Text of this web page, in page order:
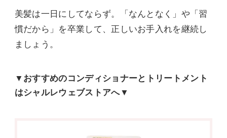
美髪は一日にしてならず。「なんとなく」や「習
慣だから」を卒業して、正しいお手入れを継続し
ましょう。
▼おすすめのコンディショナーとトリートメント
はシャルレウェブストアへ▼